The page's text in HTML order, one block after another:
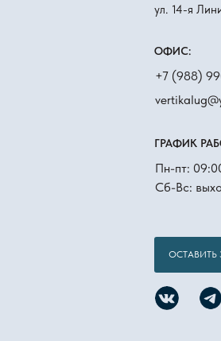
ул. 14-я
+7 (988)
Пн-пт:
Сб-Вс:
ОСТАВИТЬ
ОФИС:
ГРАФИК